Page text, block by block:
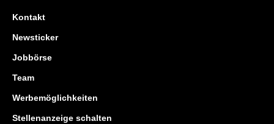
Kontakt
Newsticker
Jobbörse
Team
Werbemöglichkeiten
Stellenanzeige schalten